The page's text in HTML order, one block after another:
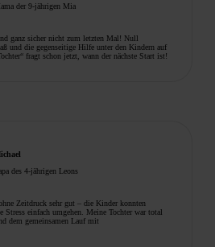
der 9-jährigen Mia
ganz sicher nicht zum letzten Mal! Null
und die gegenseitige Hilfe unter den Kindern auf
fragt schon jetzt, wann der nächste Start ist!
des 4-jährigen Leons
Zeitdruck sehr gut – die Kinder konnten
Stress einfach umgehen. Meine Tochter war total
dem gemeinsamen Lauf mit